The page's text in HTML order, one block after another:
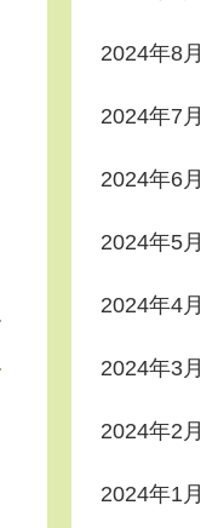
2024年8月
2024年7月
2024年6月
2024年5月
2024年4月
2024年3月
2024年2月
2024年1月